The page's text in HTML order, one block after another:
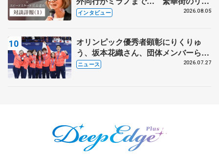
クでは不良のお兄さんも味方に 小林
インタビュー 2026.08.05
オリンピック優秀者顕彰にりくりゅ
う、坂本花織さん、団体メンバーら
8月7日に文科省が表彰式、ブルーノ・
ニュース 2026.07.27